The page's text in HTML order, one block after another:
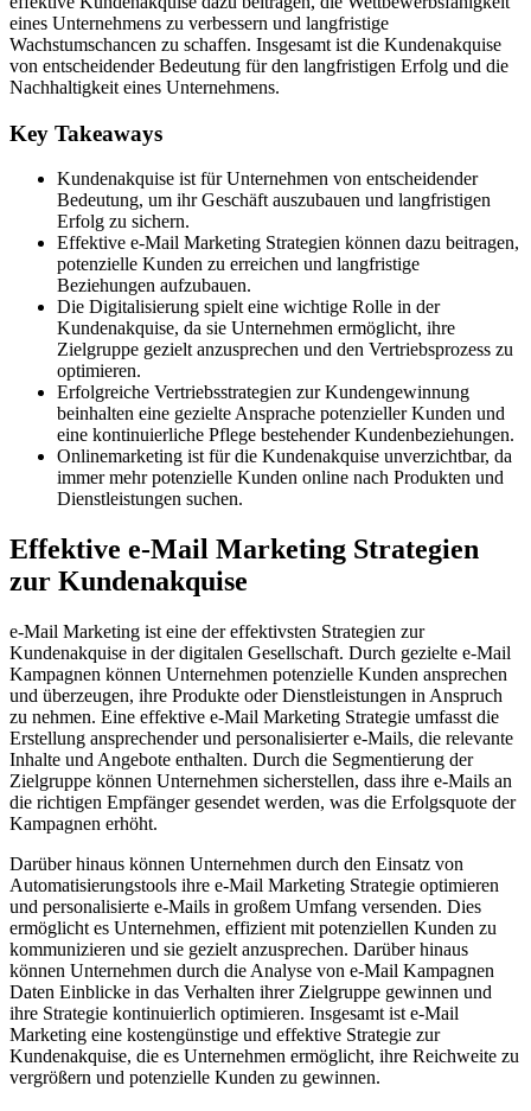
eines Unternehmens zu verbessern und langfristige
Wachstumschancen zu schaffen. Insgesamt ist die Kundenakquise
von entscheidender Bedeutung für den langfristigen Erfolg und die
Nachhaltigkeit eines Unternehmens.
Key Takeaways
Kundenakquise ist für Unternehmen von entscheidender
Bedeutung, um ihr Geschäft auszubauen und langfristigen
Erfolg zu sichern.
Effektive e-Mail Marketing Strategien können dazu beitragen,
potenzielle Kunden zu erreichen und langfristige
Beziehungen aufzubauen.
Die Digitalisierung spielt eine wichtige Rolle in der
Kundenakquise, da sie Unternehmen ermöglicht, ihre
Zielgruppe gezielt anzusprechen und den Vertriebsprozess zu
optimieren.
Erfolgreiche Vertriebsstrategien zur Kundengewinnung
beinhalten eine gezielte Ansprache potenzieller Kunden und
eine kontinuierliche Pflege bestehender Kundenbeziehungen.
Onlinemarketing ist für die Kundenakquise unverzichtbar, da
immer mehr potenzielle Kunden online nach Produkten und
Dienstleistungen suchen.
Effektive e-Mail Marketing Strategien
zur Kundenakquise
e-Mail Marketing ist eine der effektivsten Strategien zur
Kundenakquise in der digitalen Gesellschaft. Durch gezielte e-Mail
Kampagnen können Unternehmen potenzielle Kunden ansprechen
und überzeugen, ihre Produkte oder Dienstleistungen in Anspruch
zu nehmen. Eine effektive e-Mail Marketing Strategie umfasst die
Erstellung ansprechender und personalisierter e-Mails, die relevante
Inhalte und Angebote enthalten. Durch die Segmentierung der
Zielgruppe können Unternehmen sicherstellen, dass ihre e-Mails an
die richtigen Empfänger gesendet werden, was die Erfolgsquote der
Kampagnen erhöht.
Darüber hinaus können Unternehmen durch den Einsatz von
Automatisierungstools ihre e-Mail Marketing Strategie optimieren
und personalisierte e-Mails in großem Umfang versenden. Dies
ermöglicht es Unternehmen, effizient mit potenziellen Kunden zu
kommunizieren und sie gezielt anzusprechen. Darüber hinaus
können Unternehmen durch die Analyse von e-Mail Kampagnen
Daten Einblicke in das Verhalten ihrer Zielgruppe gewinnen und
ihre Strategie kontinuierlich optimieren. Insgesamt ist e-Mail
Marketing eine kostengünstige und effektive Strategie zur
Kundenakquise, die es Unternehmen ermöglicht, ihre Reichweite zu
vergrößern und potenzielle Kunden zu gewinnen.